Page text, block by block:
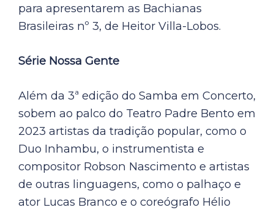
para apresentarem as Bachianas
Brasileiras nº 3, de Heitor Villa-Lobos.
Série Nossa Gente
Além da 3ª edição do Samba em Concerto,
sobem ao palco do Teatro Padre Bento em
2023 artistas da tradição popular, como o
Duo Inhambu, o instrumentista e
compositor Robson Nascimento e artistas
de outras linguagens, como o palhaço e
ator Lucas Branco e o coreógrafo Hélio